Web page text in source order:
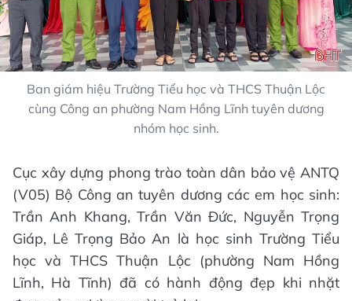
Ban giám hiệu Trường Tiểu học và THCS Thuận Lộc
cùng Công an phường Nam Hồng Lĩnh tuyên dương
nhóm học sinh.
Cục xây dựng phong trào toàn dân bảo vệ ANTQ
(V05) Bộ Công an tuyên dương các em học sinh:
Trần Anh Khang, Trần Văn Đức, Nguyễn Trọng
Giáp, Lê Trọng Bảo An là học sinh Trường Tiểu
học và THCS Thuận Lộc (phường Nam Hồng
Lĩnh, Hà Tĩnh) đã có hành động đẹp khi nhặt